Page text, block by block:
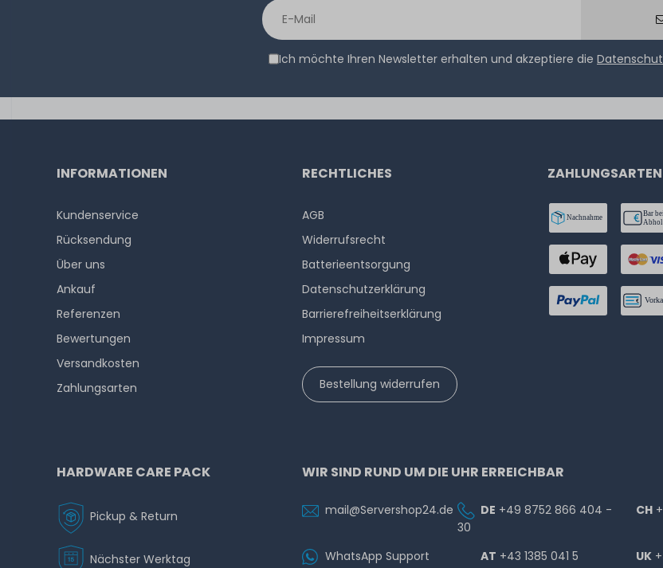
Ich möchte Ihren Newsletter erhalten und akzeptiere die
INFORMATIONEN
Kundenservice
Rücksendung
Über uns
Ankauf
Referenzen
Bewertungen
Versandkosten
Zahlungsarten
RECHTLICHES
AGB
Widerrufs­recht
Batterieentsorgung
Datenschutzerklärung
Barrierefreiheitserklärung
Impressum
Bestellung widerrufen
ZAHLUNGSARTEN
HARDWARE CARE PACK
Pickup & Return
Nächster Werktag
WIR SIND RUND UM DIE UHR ERREICHBAR
mail@Servershop24.de DE +49 8752 866 404 -
30
CH
WhatsApp Support AT +43 1385 041 5 UK